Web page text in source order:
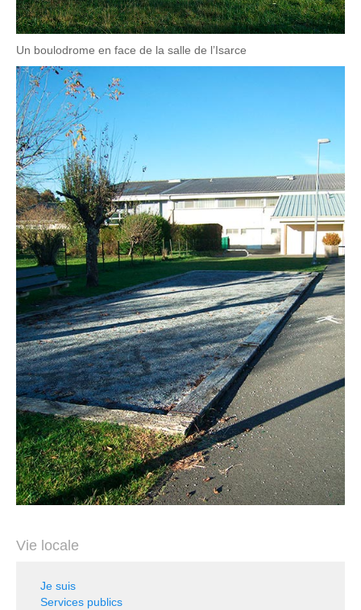
Un boulodrome en face de la salle de l’Isarce
Vie locale
Je suis
Services publics